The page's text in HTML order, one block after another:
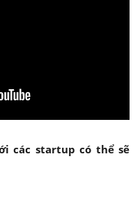
các startup có thể sẽ